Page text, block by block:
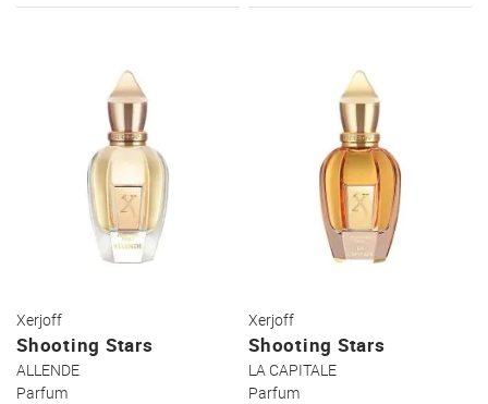
Xerjoff
Shooting Stars
ALLENDE
Parfum
Xerjoff
Shooting Stars
LA CAPITALE
Parfum